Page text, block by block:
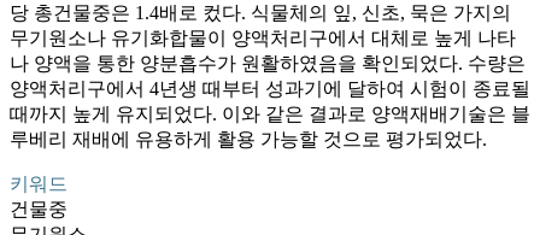
당 총건물중은 1.4배로 컸다. 식물체의 잎, 신초, 묵은 가지의
무기원소나 유기화합물이 양액처리구에서 대체로 높게 나타
나 양액을 통한 양분흡수가 원활하였음을 확인되었다. 수량은
양액처리구에서 4년생 때부터 성과기에 달하여 시험이 종료될
때까지 높게 유지되었다. 이와 같은 결과로 양액재배기술은 블
루베리 재배에 유용하게 활용 가능할 것으로 평가되었다.
키워드
건물중